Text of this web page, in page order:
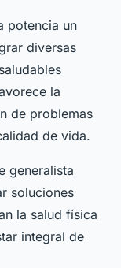
potencia un
diversas
la
de problemas
de vida.
generalista
soluciones
la salud física
integral de